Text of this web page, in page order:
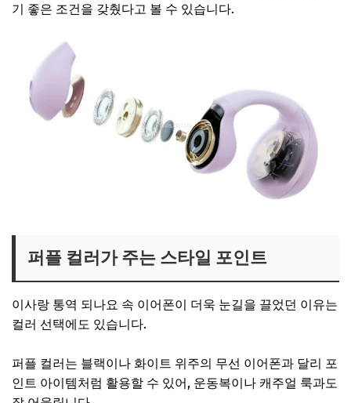
기 좋은 조건을 갖췄다고 볼 수 있습니다.
퍼플 컬러가 주는 스타일 포인트
이사랑 통역 되나요 속 이어폰이 더욱 눈길을 끌었던 이유는
컬러 선택에도 있습니다.
퍼플 컬러는 블랙이나 화이트 위주의 무선 이어폰과 달리 포
인트 아이템처럼 활용할 수 있어, 운동복이나 캐주얼 룩과도